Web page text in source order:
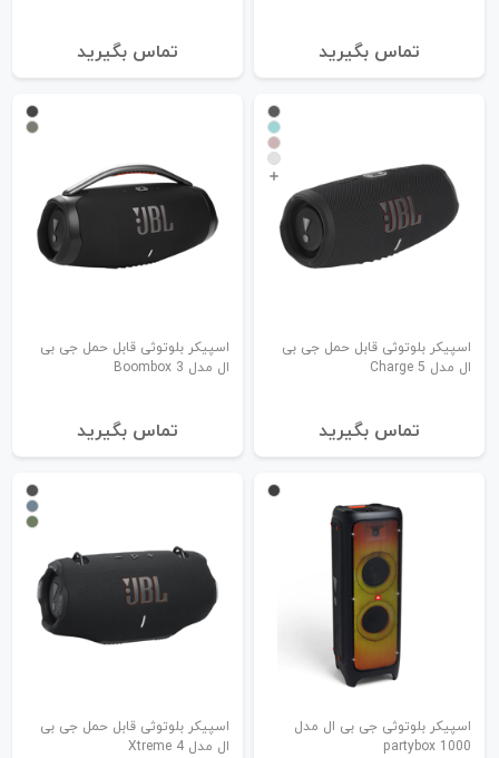
تماس بگیرید تماس بگیرید
اسپیکر بلوتوثی قابل حمل جی بی
ال مدل Charge 5
تماس بگیرید
اسپیکر بلوتوثی قابل حمل جی بی
ال مدل Boombox 3
تماس بگیرید
اسپیکر بلوتوثی جی بی ال مدل
partybox 1000
اسپیکر بلوتوثی قابل حمل جی بی
ال مدل Xtreme 4